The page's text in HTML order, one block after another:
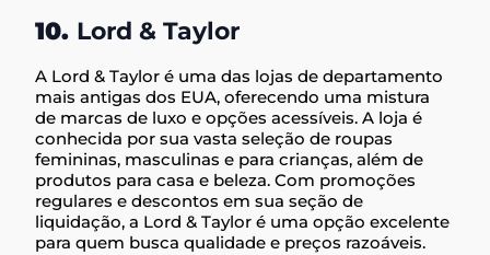
10. Lord & Taylor
A Lord & Taylor é uma das lojas de departamento
mais antigas dos EUA, oferecendo uma mistura
de marcas de luxo e opções acessíveis. A loja é
conhecida por sua vasta seleção de roupas
femininas, masculinas e para crianças, além de
produtos para casa e beleza. Com promoções
regulares e descontos em sua seção de
liquidação, a Lord & Taylor é uma opção excelente
para quem busca qualidade e preços razoáveis.